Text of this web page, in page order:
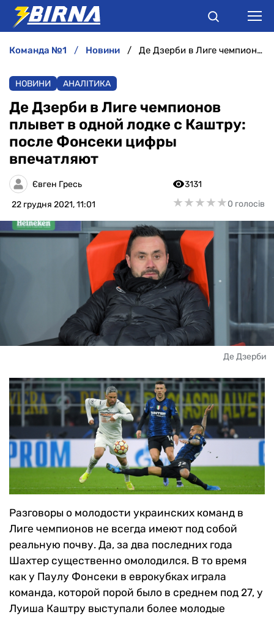
АНАЛІТИКА
ІНТЕРВ'Ю
РІЗНЕ
БУКМЕКЕРИ
команда №1 новини Де Дзерби в Лиге чемпионов плывет в одной лодке с Каштру: после Фонсеки цифры впечатляют
НОВИНИ АНАЛІТИКА
Де Дзерби в Лиге чемпионов
плывет в одной лодке с Каштру:
после Фонсеки цифры
впечатляют
Євген Гресь
22 грудня 2021, 11:01
3131
★★★★★
★★★★★0 голосів
Де Дзерби
Разговоры о молодости украинских команд в
Лиге чемпионов не всегда имеют под собой
реальную почву. Да, за два последних года
Шахтер существенно омолодился. В то время
как у Паулу Фонсеки в еврокубках играла
команда, которой порой было в среднем под 27, у
Луиша Каштру выступали более молодые